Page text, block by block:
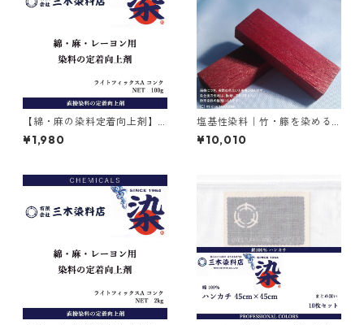
【綿・麻の染料定着向上剤】
｜100g｜ライトフィックスA
コンク
¥1,980
塩基性染料｜竹・籐を染める
｜500g｜M.Bビスマークブロ
ンＢ（茶色）
¥10,010